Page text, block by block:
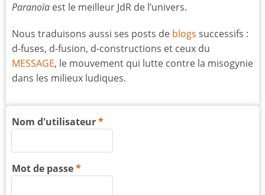
Paranoïa est le meilleur JdR de l’univers.
Nous traduisons aussi ses posts de blogs successifs :
d-fuses, d-fusion, d-constructions et ceux du
MESSAGE, le mouvement qui lutte contre la misogynie
dans les milieux ludiques.
Nom d'utilisateur
Mot de passe